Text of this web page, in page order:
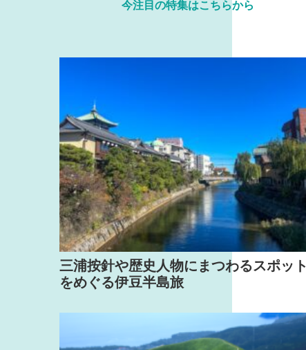
今注目の特集はこちらから
三浦按針や歴史人物にまつわるスポット
をめぐる伊豆半島旅